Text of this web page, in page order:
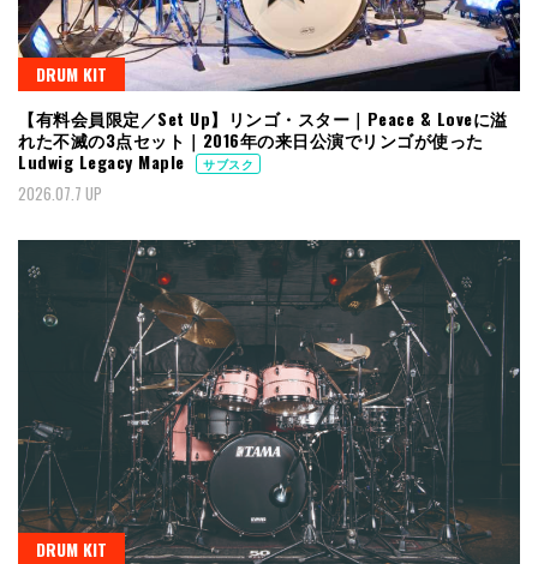
DRUM KIT
【有料会員限定／Set Up】リンゴ・スター｜Peace & Loveに溢
れた不滅の3点セット｜2016年の来日公演でリンゴが使った
Ludwig Legacy Maple
サブスク
2026.07.7 UP
DRUM KIT